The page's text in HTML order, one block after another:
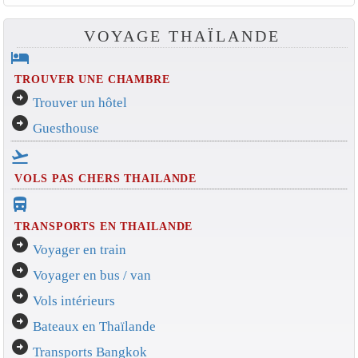
VOYAGE THAÏLANDE
hotel
TROUVER UNE CHAMBRE
arrow_circle_right Trouver un hôtel
arrow_circle_right Guesthouse
flight_takeoff
VOLS PAS CHERS THAILANDE
directions_bus_filled
TRANSPORTS EN THAILANDE
arrow_circle_right Voyager en train
arrow_circle_right Voyager en bus / van
arrow_circle_right Vols intérieurs
arrow_circle_right Bateaux en Thaïlande
arrow_circle_right Transports Bangkok